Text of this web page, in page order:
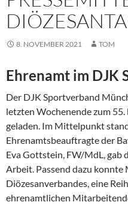
8. NOVEMBER 2021 TOM
Ehrenamt im DJK
Der DJK Sportverband
letzten Wochenende zum
geladen. Im Mittelpunkt
Ehrenamtsbeauftragte der
Eva Gottstein, FW/MdL, gab
Arbeit. Passend dazu
Diözesanverbandes, eine
ehrenamtlichen